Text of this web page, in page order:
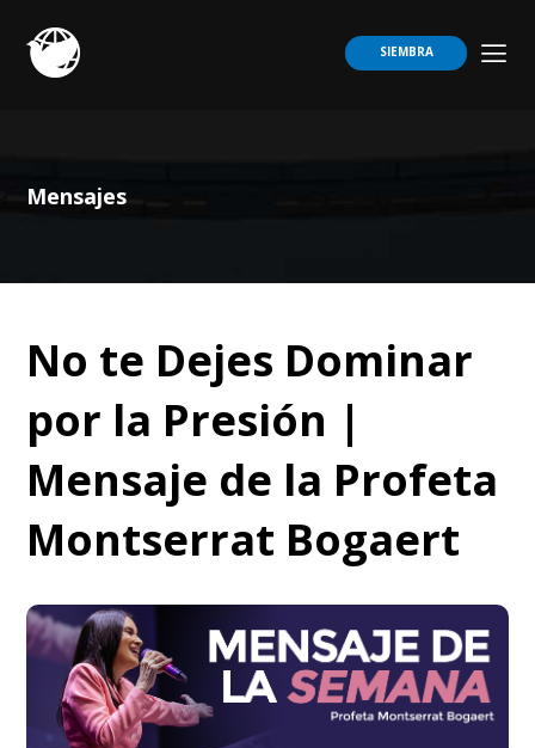
SIEMBRA
Mensajes
No te Dejes Dominar
por la Presión |
Mensaje de la Profeta
Montserrat Bogaert